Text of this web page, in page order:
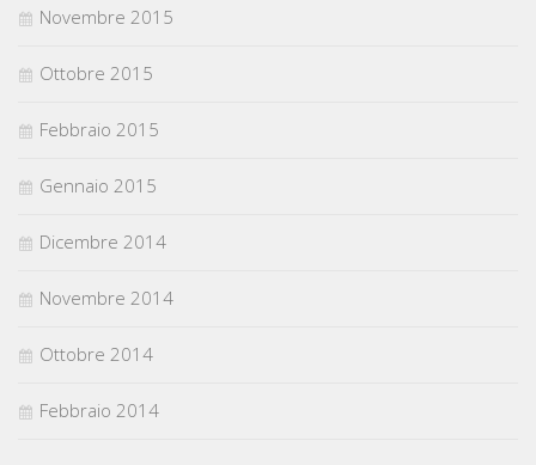
Novembre 2015
Ottobre 2015
Febbraio 2015
Gennaio 2015
Dicembre 2014
Novembre 2014
Ottobre 2014
Febbraio 2014